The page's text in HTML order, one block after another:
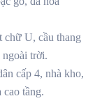
chữ U, cầu thang
ngoài trời.
cấp 4, nhà kho,
tầng.